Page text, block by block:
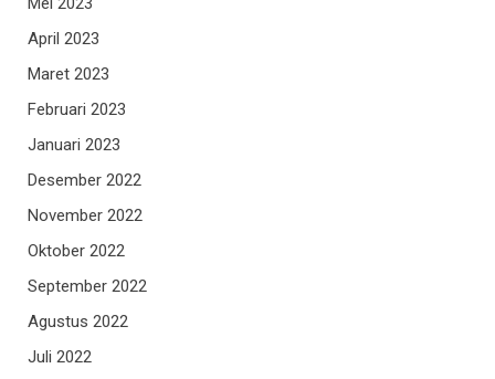
April 2023
Maret 2023
Februari 2023
Januari 2023
Desember 2022
November 2022
Oktober 2022
September 2022
Agustus 2022
Juli 2022